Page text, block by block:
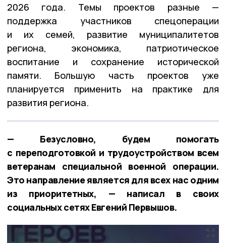
2026 года. Темы проектов разные —
поддержка участников спецоперации
и их семей, развитие муниципалитетов
региона, экономика, патриотическое
воспитание и сохранение исторической
памяти. Большую часть проектов уже
планируется применить на практике для
развития региона.
— Безусловно, будем помогать
с переподготовкой и трудоустройством всем
ветеранам специальной военной операции.
Это направление является для всех нас одним
из приоритетных, — написал в своих
социальных сетях Евгений Первышов.